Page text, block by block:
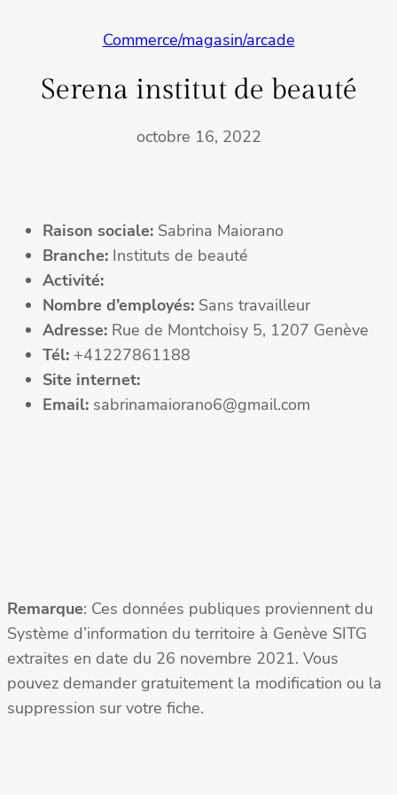
Commerce/magasin/arcade
Serena institut de beauté
octobre 16, 2022
Raison sociale: Sabrina Maiorano
Branche: Instituts de beauté
Activité:
Nombre d’employés: Sans travailleur
Adresse: Rue de Montchoisy 5, 1207 Genève
Tél: +41227861188
Site internet:
Email: sabrinamaiorano6@gmail.com
Remarque: Ces données publiques proviennent du
Système d’information du territoire à Genève SITG
extraites en date du 26 novembre 2021. Vous
pouvez demander gratuitement la modification ou la
suppression sur votre fiche.